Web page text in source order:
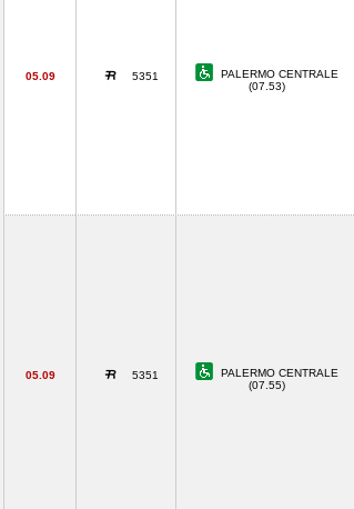
05.09 5351
PALERMO CENTRALE
(07.53)
05.09 5351
PALERMO CENTRALE
(07.55)